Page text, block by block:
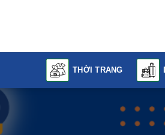
THỜI TRANG